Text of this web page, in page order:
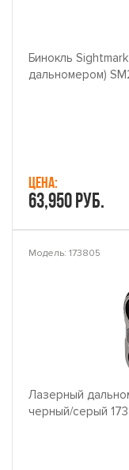
Бинокль
дальномером)
Цена:
63,950 руб.
Модель: 173805
Лазерный
черный/серый